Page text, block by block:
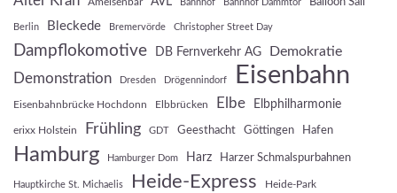
Bahnhof Bahnhof Dammtor
Berlin Bleckede Bremervörde Christopher Street Day
Dampflokomotive DB Fernverkehr AG Demokratie
Demonstration Dresden Drögennindorf Eisenbahn
Eisenbahnbrücke Hochdonn Elbbrücken Elbe Elbphilharmonie
erixx Holstein Frühling GDT Geesthacht Göttingen Hafen
Hamburg Hamburger Dom Harz Harzer Schmalspurbahnen
Hauptkirche St. Michaelis Heide-Express Heide-Park